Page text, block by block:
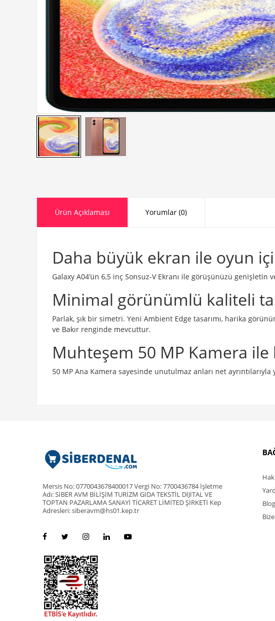
Ürün Açıklaması Yorumlar (0)
Daha büyük ekran ile oyun
Galaxy A04’ün 6,5 inç Sonsuz-V Ekranı ile görüşünüzü
Minimal görünümlü kaliteli
Parlak, şık bir simetri. Yeni Ambient Edge tasarımı, harika
ve Bakır renginde mevcuttur.
Muhteşem 50 MP Kamera ile
50 MP Ana Kamera sayesinde unutulmaz anları net
Mersis No: 0770043678400017 Vergi No: 7700436784 İşletme
Adı: SİBER AVM BİLİŞİM TURİZM GIDA TEKSTİL DİJİTAL VE
TOPTAN PAZARLAMA SANAYİ TİCARET LİMİTED ŞİRKETİ Kep
Adresleri: siberavm@hs01.kep.tr